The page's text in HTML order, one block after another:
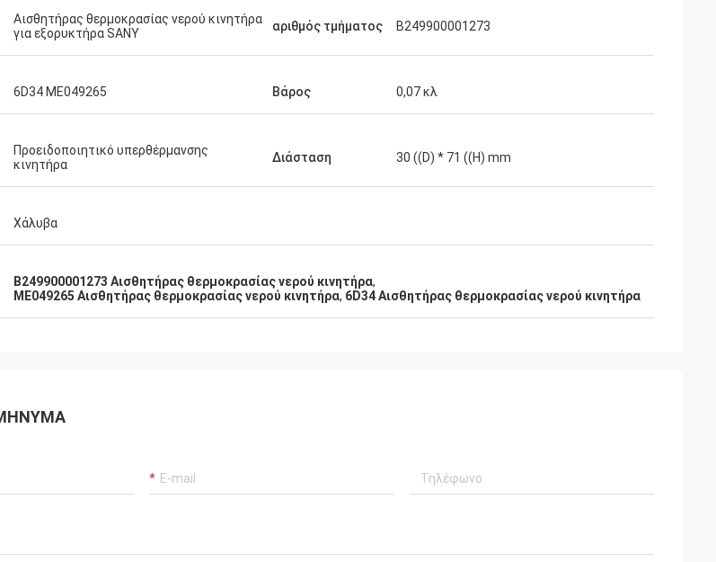
100% αρχική,
τόσο υψηλή όπως
Αισθητήρας θερμοκρασίας νερού κινητήρα
για εξορυκτήρα SANY
αριθμός τμήματος Β249900001273
6D34 ME049265 Βάρος 0,07 κλ
Προειδοποιητικό υπερθέρμανσης
κινητήρα
Διάσταση 30 ((D) * 71 ((H) mm
Χάλυβα
B249900001273 Αισθητήρας θερμοκρασίας νερού κινητήρα,
ME049265 Αισθητήρας θερμοκρασίας νερού κινητήρα, 6D34 Αισθητήρας θερμοκρασίας νερού κινητήρα